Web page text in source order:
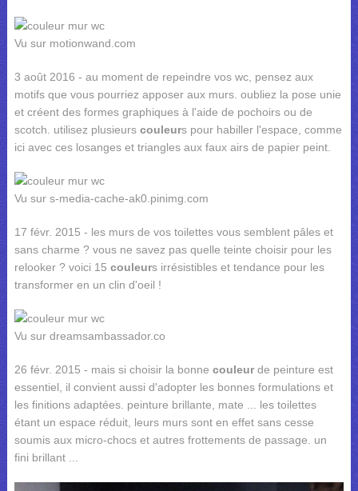
Vu sur motionwand.com
3 août 2016 - au moment de repeindre vos wc, pensez aux
motifs que vous pourriez apposer aux murs. oubliez la pose unie
et créent des formes graphiques à l'aide de pochoirs ou de
scotch. utilisez plusieurs couleurs pour habiller l'espace, comme
ici avec ces losanges et triangles aux faux airs de papier peint.
Vu sur s-media-cache-ak0.pinimg.com
17 févr. 2015 - les murs de vos toilettes vous semblent pâles et
sans charme ? vous ne savez pas quelle teinte choisir pour les
relooker ? voici 15 couleurs irrésistibles et tendance pour les
transformer en un clin d'oeil !
Vu sur dreamsambassador.co
26 févr. 2015 - mais si choisir la bonne couleurde peinture est
essentiel, il convient aussi d'adopter les bonnes formulations et
les finitions adaptées. peinture brillante, mate ... les toilettes
étant un espace réduit, leurs murs sont en effet sans cesse
soumis aux micro-chocs et autres frottements de passage. un
fini brillant ...